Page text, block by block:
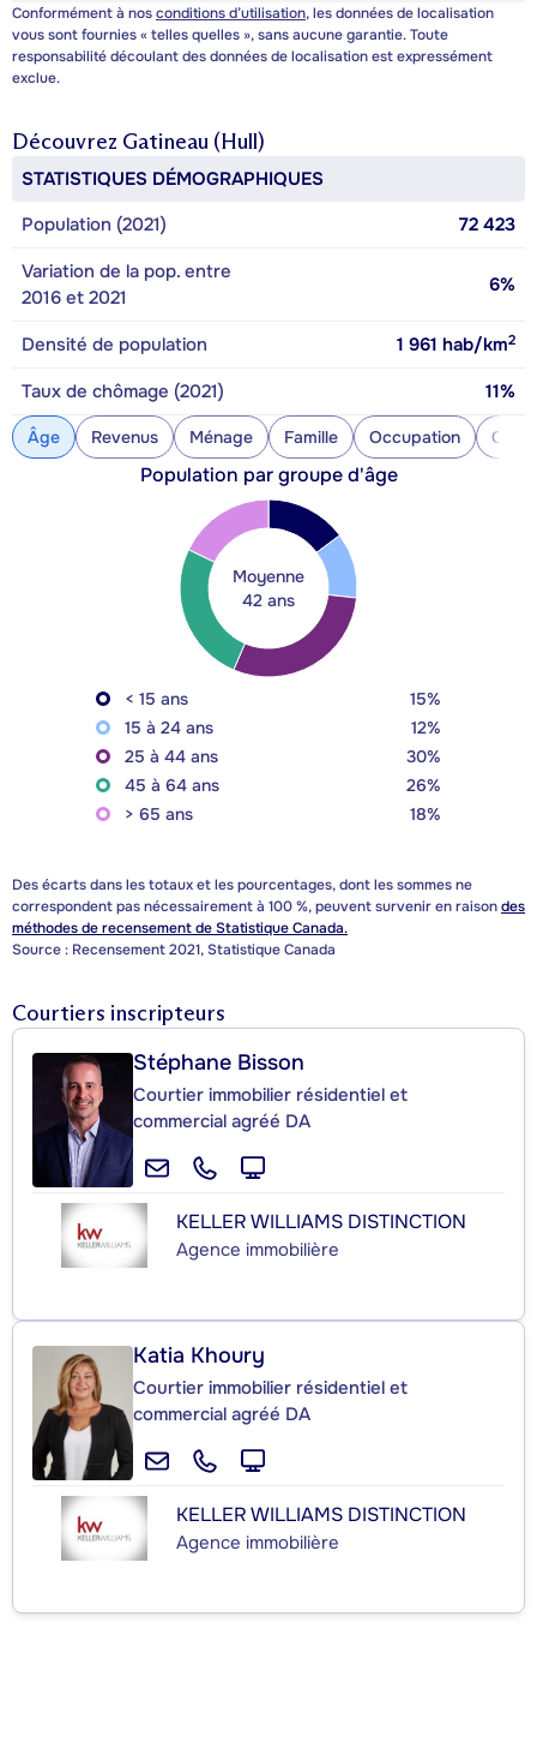
Conformément à nosconditions d’utilisation, les données de localisation
vous sont fournies « telles quelles », sans aucune garantie. Toute
responsabilité découlant des données de localisation est expressément
exclue.
Découvrez Gatineau (Hull)
STATISTIQUES DÉMOGRAPHIQUES
Population (2021)
72 423
Variation de la pop. entre
2016 et 2021
6%
Densité de population 1 961 hab/km2
Taux de chômage (2021) 11%
Âge Revenus Ménage Famille Occupation
Population par groupe d'âge
Moyenne
42 ans
< 15 ans
15%
15 à 24 ans
12%
25 à 44 ans
30%
45 à 64 ans
26%
> 65 ans
18%
Des écarts dans les totaux et les pourcentages, dont les sommes ne
correspondent pas nécessairement à 100 %, peuvent survenir en raisondes
méthodes de recensement de Statistique Canada.
Source : Recensement 2021, Statistique Canada
Courtiers inscripteurs
Stéphane Bisson
Courtier immobilier résidentiel et
commercial agréé DA
KELLER WILLIAMS DISTINCTION
Agence immobilière
Katia Khoury
Courtier immobilier résidentiel et
commercial agréé DA
KELLER WILLIAMS DISTINCTION
Agence immobilière